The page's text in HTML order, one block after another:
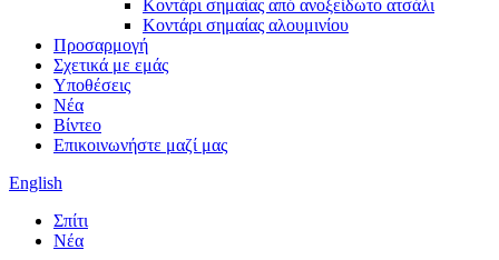
Κοντάρι σημαίας από ανοξείδωτο ατσάλι
Κοντάρι σημαίας αλουμινίου
Προσαρμογή
Σχετικά με εμάς
Υποθέσεις
Νέα
Βίντεο
Επικοινωνήστε μαζί μας
English
Σπίτι
Νέα